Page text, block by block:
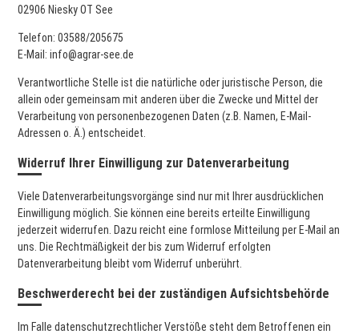
02906 Niesky OT See
Telefon: 03588/205675
E-Mail: info@agrar-see.de
Verantwortliche Stelle ist die natürliche oder juristische Person, die
allein oder gemeinsam mit anderen über die Zwecke und Mittel der
Verarbeitung von personenbezogenen Daten (z.B. Namen, E-Mail-
Adressen o. Ä.) entscheidet.
Widerruf Ihrer Einwilligung zur Datenverarbeitung
Viele Datenverarbeitungsvorgänge sind nur mit Ihrer ausdrücklichen
Einwilligung möglich. Sie können eine bereits erteilte Einwilligung
jederzeit widerrufen. Dazu reicht eine formlose Mitteilung per E-Mail an
uns. Die Rechtmäßigkeit der bis zum Widerruf erfolgten
Datenverarbeitung bleibt vom Widerruf unberührt.
Beschwerderecht bei der zuständigen Aufsichtsbehörde
Im Falle datenschutzrechtlicher Verstöße steht dem Betroffenen ein